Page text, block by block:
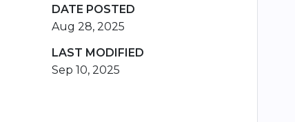
DATE POSTED
Aug 28, 2025
LAST MODIFIED
Sep 10, 2025